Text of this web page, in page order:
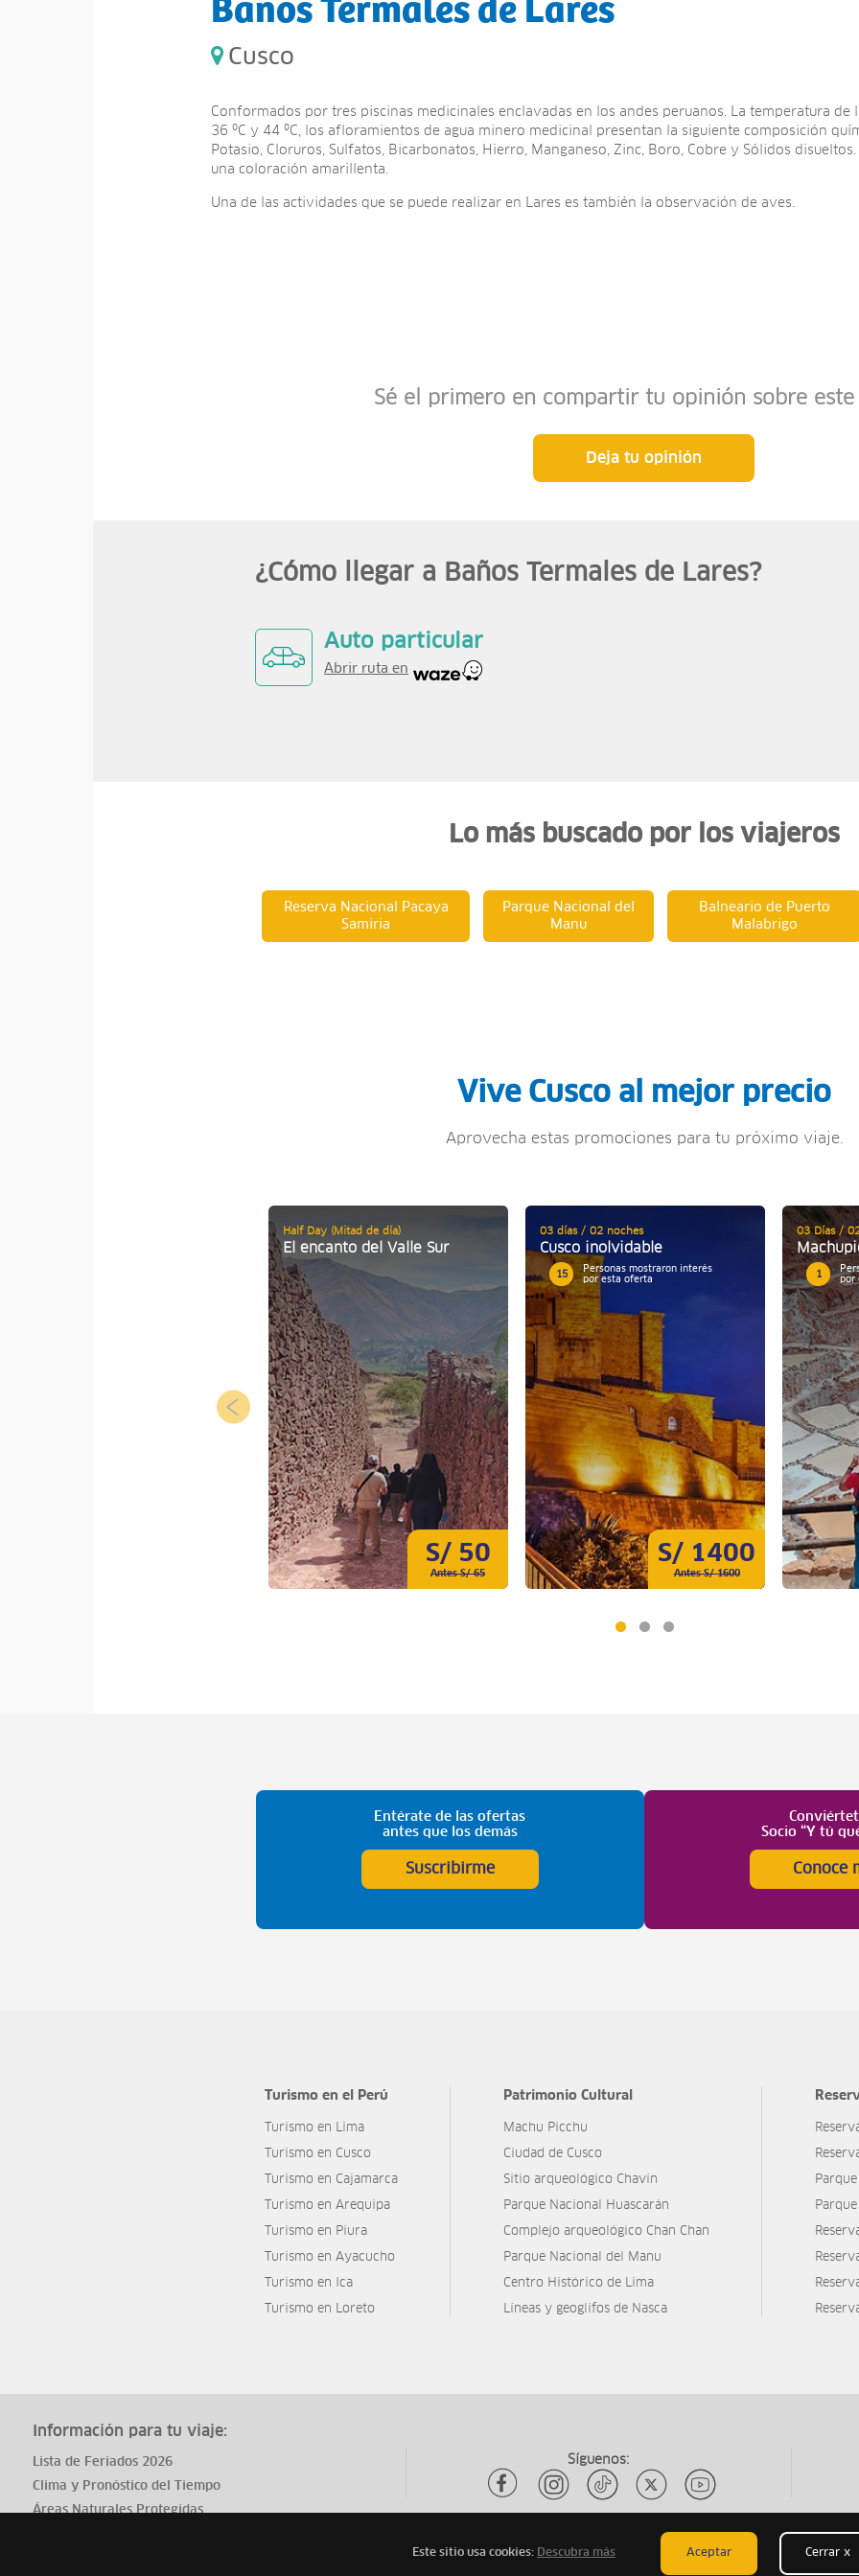
Baños Termales de Lares
Cusco
Conformados por tres piscinas medicinales enclavadas en los andes peruanos. La temperatura de
36 ºC y 44 ºC, los afloramientos de agua minero medicinal presentan la siguiente composición
Potasio, Cloruros, Sulfatos, Bicarbonatos, Hierro, Manganeso, Zinc, Boro, Cobre y Sólidos
una coloración amarillenta.
Una de las actividades que se puede realizar en Lares es también la observación de aves.
Sé el primero en compartir tu opinión sobre este
Deja tu opinión
¿Cómo llegar a Baños Termales de Lares?
Auto particular
Abrir ruta en
Lo más buscado por los viajeros
Reserva Nacional Pacaya
Samiria
Parque Nacional del
Manu
Balneario de Puerto
Malabrigo
Vive Cusco al mejor precio
Aprovecha estas promociones para tu próximo viaje.
S/ 50
Antes S/ 65
Half Day (Mitad de día)
El encanto del Valle Sur
S/ 1400
Antes S/ 1600
03 días / 02 noches
Cusco inolvidable
15
Personas mostraron interés
por esta oferta
03 Días /
1
por
Entérate de las ofertas
antes que los demás
Suscribirme
Socio “Y tú
Conoce
Turismo en el Perú
Turismo en Lima
Turismo en Cusco
Turismo en Cajamarca
Turismo en Arequipa
Turismo en Piura
Turismo en Ayacucho
Turismo en Ica
Turismo en Loreto
Patrimonio Cultural
Machu Picchu
Ciudad de Cusco
Sitio arqueológico Chavín
Parque Nacional Huascarán
Complejo arqueológico Chan Chan
Parque Nacional del Manu
Centro Histórico de Lima
Líneas y geoglifos de Nasca
Información para tu viaje:
Lista de Feriados 2026
Clima y Pronóstico del Tiempo
Áreas Naturales Protegidas
Síguenos:
Este sitio usa cookies: Descubra más Aceptar Cerrar x